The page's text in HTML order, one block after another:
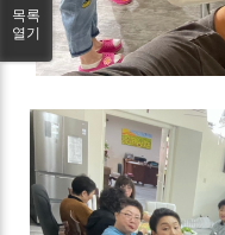
목록
열기